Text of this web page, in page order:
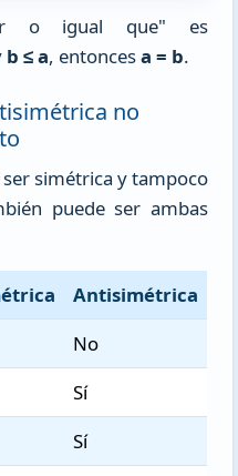
o igual que" es
b ≤ a, entoncesa = b.
no
simétrica y tampoco
puede ser ambas
Antisimétrica
No
Sí
Sí